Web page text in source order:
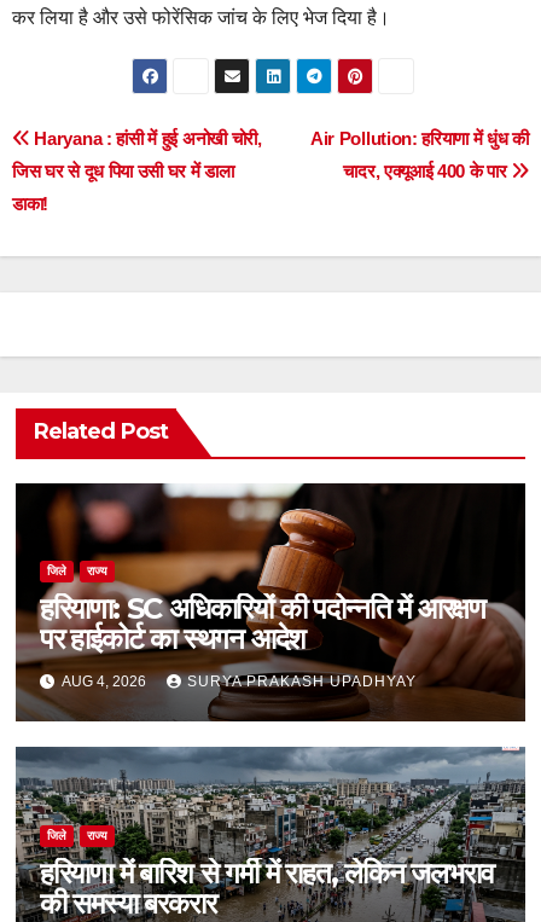
कर लिया है और उसे फोरेंसिक जांच के लिए भेज दिया है।
Post
navigation
Air Pollution: हरियाणा में धुंध की
चादर, एक्यूआई 400 के पार
Haryana : हांसी में हुई अनोखी चोरी,
जिस घर से दूध पिया उसी घर में डाला
डाका!
Related Post
जिले राज्य
हरियाणा: SC अधिकारियों की पदोन्नति में आरक्षण
पर हाईकोर्ट का स्थगन आदेश
AUG 4, 2026 SURYA PRAKASH UPADHYAY
जिले राज्य
हरियाणा में बारिश से गर्मी में राहत, लेकिन जलभराव
की समस्या बरकरार